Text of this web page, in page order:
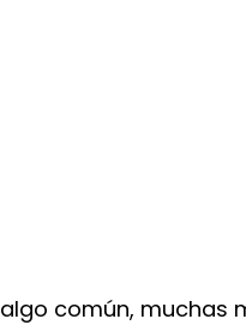
común, muchas